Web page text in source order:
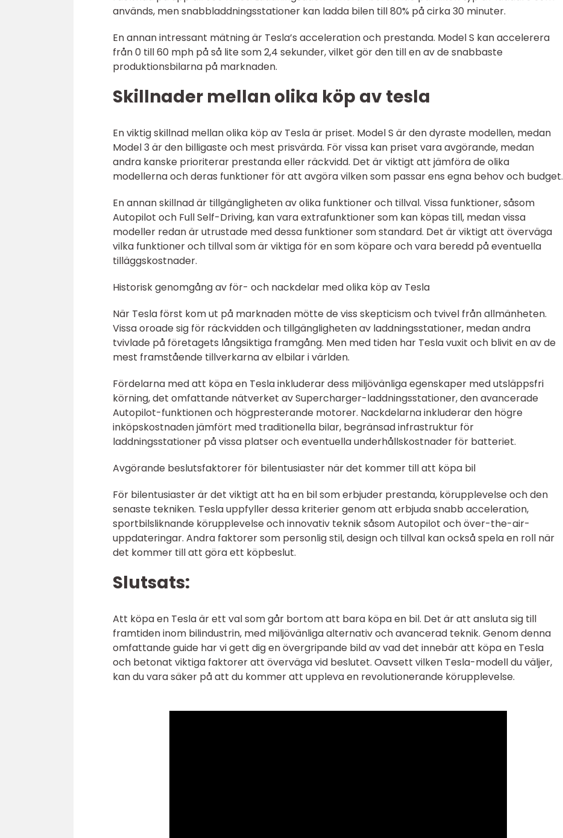
används, men snabbladdningsstationer kan ladda bilen till 80% på cirka 30 minuter.
En annan intressant mätning är Tesla’s acceleration och prestanda. Model S kan accelerera
från 0 till 60 mph på så lite som 2,4 sekunder, vilket gör den till en av de snabbaste
produktionsbilarna på marknaden.
Skillnader mellan olika köp av tesla
En viktig skillnad mellan olika köp av Tesla är priset. Model S är den dyraste modellen, medan
Model 3 är den billigaste och mest prisvärda. För vissa kan priset vara avgörande, medan
andra kanske prioriterar prestanda eller räckvidd. Det är viktigt att jämföra de olika
modellerna och deras funktioner för att avgöra vilken som passar ens egna behov och budget.
En annan skillnad är tillgängligheten av olika funktioner och tillval. Vissa funktioner, såsom
Autopilot och Full Self-Driving, kan vara extrafunktioner som kan köpas till, medan vissa
modeller redan är utrustade med dessa funktioner som standard. Det är viktigt att överväga
vilka funktioner och tillval som är viktiga för en som köpare och vara beredd på eventuella
tilläggskostnader.
Historisk genomgång av för- och nackdelar med olika köp av Tesla
När Tesla först kom ut på marknaden mötte de viss skepticism och tvivel från allmänheten.
Vissa oroade sig för räckvidden och tillgängligheten av laddningsstationer, medan andra
tvivlade på företagets långsiktiga framgång. Men med tiden har Tesla vuxit och blivit en av de
mest framstående tillverkarna av elbilar i världen.
Fördelarna med att köpa en Tesla inkluderar dess miljövänliga egenskaper med utsläppsfri
körning, det omfattande nätverket av Supercharger-laddningsstationer, den avancerade
Autopilot-funktionen och högpresterande motorer. Nackdelarna inkluderar den högre
inköpskostnaden jämfört med traditionella bilar, begränsad infrastruktur för
laddningsstationer på vissa platser och eventuella underhållskostnader för batteriet.
Avgörande beslutsfaktorer för bilentusiaster när det kommer till att köpa bil
För bilentusiaster är det viktigt att ha en bil som erbjuder prestanda, körupplevelse och den
senaste tekniken. Tesla uppfyller dessa kriterier genom att erbjuda snabb acceleration,
sportbilsliknande körupplevelse och innovativ teknik såsom Autopilot och över-the-air-
uppdateringar. Andra faktorer som personlig stil, design och tillval kan också spela en roll när
det kommer till att göra ett köpbeslut.
Slutsats:
Att köpa en Tesla är ett val som går bortom att bara köpa en bil. Det är att ansluta sig till
framtiden inom bilindustrin, med miljövänliga alternativ och avancerad teknik. Genom denna
omfattande guide har vi gett dig en övergripande bild av vad det innebär att köpa en Tesla
och betonat viktiga faktorer att överväga vid beslutet. Oavsett vilken Tesla-modell du väljer,
kan du vara säker på att du kommer att uppleva en revolutionerande körupplevelse.